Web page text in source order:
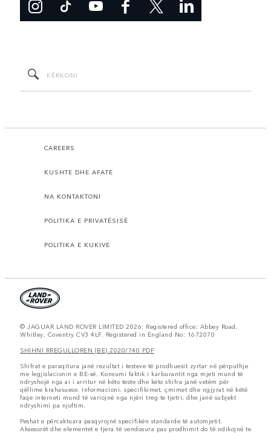
CAREERS
KUSHTE DHE AFATE
NA KONTAKTONI
POLITIKA E PRIVATËSISË
POLITIKA E KUKIVE
© JAGUAR LAND ROVER LIMITED 2026: Registered office: Abbey Road,
Whitley, Coventry CV3 4LF. Registered in England No: 1672070
SHIHNI RREGULLOREN (BE) 2020/740 PDF
Shifrat e paraqitura janë rezultat i testeve të prodhuesit zyrtar në përputhje
me legjislacionin e BE-së. Konsumi faktik i karburantit nga mjeti mund të
ndryshojë nga ai i arritur në këto teste dhe këto shifra janë vetëm për
qëllime krahasuese. Informacioni, specifikimet, çmimet dhe ngjyrat në këtë
faqe interneti mund të variojnë nga njëri treg te tjetri, dhe janë subjekt
ndryshimi pa njoftim.
Peshat e përcaktuara pasqyrojnë specifikën standarde të automjetit.
Aksesorët dhe elementet e tjera të vendosura pas prodhimit do të ndikojnë te